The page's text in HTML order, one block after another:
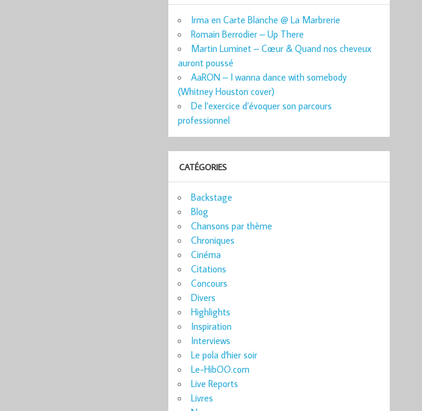
Irma en Carte Blanche @ La Marbrerie
Romain Berrodier – Up There
Martin Luminet – Cœur & Quand nos cheveux
auront poussé
AaRON – I wanna dance with somebody
(Whitney Houston cover)
De l’exercice d’évoquer son parcours
professionnel
CATÉGORIES
Backstage
Blog
Chansons par thème
Chroniques
Cinéma
Citations
Concours
Divers
Highlights
Inspiration
Interviews
Le pola d'hier soir
Le-HibOO.com
Live Reports
Livres